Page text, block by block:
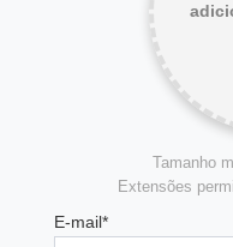
Tamanho
Extensões
E-mail*